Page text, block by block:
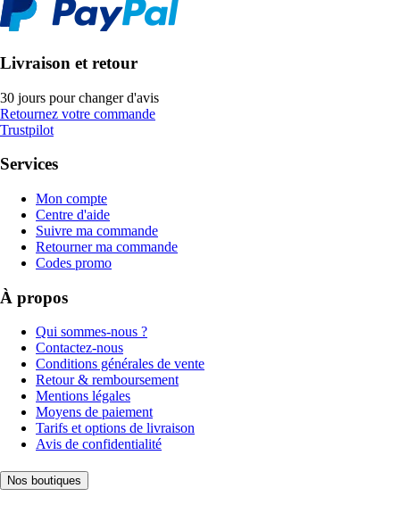
Livraison et retour
30 jours pour changer d'avis
Retournez votre commande
Trustpilot
Services
Mon compte
Centre d'aide
Suivre ma commande
Retourner ma commande
Codes promo
À propos
Qui sommes-nous ?
Contactez-nous
Conditions générales de vente
Retour & remboursement
Mentions légales
Moyens de paiement
Tarifs et options de livraison
Avis de confidentialité
Nos boutiques